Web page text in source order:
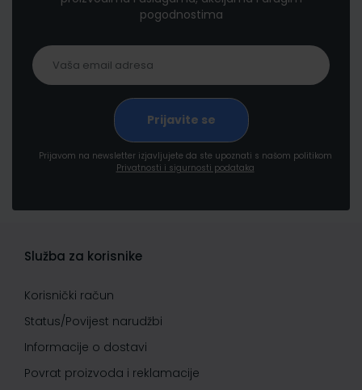
pogodnostima
Prijavom na newsletter izjavljujete da ste upoznati s našom politikom
Privatnosti i sigurnosti podataka
Služba za korisnike
Korisnički račun
Status/Povijest narudžbi
Informacije o dostavi
Povrat proizvoda i reklamacije